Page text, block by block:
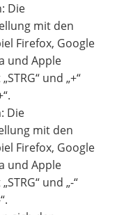
Die
mit den
Firefox, Google
und Apple
und „+“
Die
mit den
Firefox, Google
und Apple
und „-“